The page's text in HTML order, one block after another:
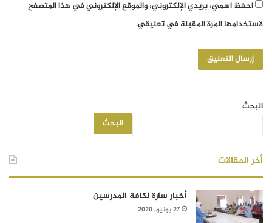
احفظ اسمي، بريدي الإلكتروني، والموقع الإلكتروني في هذا المتصفح
لاستخدامها المرة المقبلة في تعليقي.
البحث
البحث
أخر المقالات
أخبار سارة لكافة المدرسين
27 يونيو، 2020